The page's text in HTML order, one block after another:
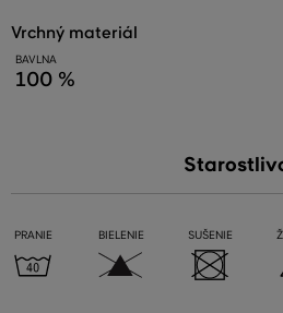
vrchný materiál
BAVLNA
100 %
PRANIE BIELENIE SUŠENIE